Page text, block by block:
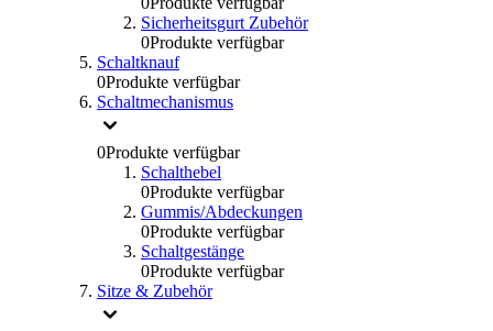
Sicherheitsgurt Zubehör
0Produkte verfügbar
Schaltknauf
0Produkte verfügbar
Schaltmechanismus
0Produkte verfügbar
Schalthebel
0Produkte verfügbar
Gummis/Abdeckungen
0Produkte verfügbar
Schaltgestänge
0Produkte verfügbar
Sitze & Zubehör